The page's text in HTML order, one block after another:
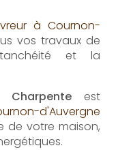
à Cournon-
vos travaux de
et la
Charpenteest
d'Auvergne
de votre maison,